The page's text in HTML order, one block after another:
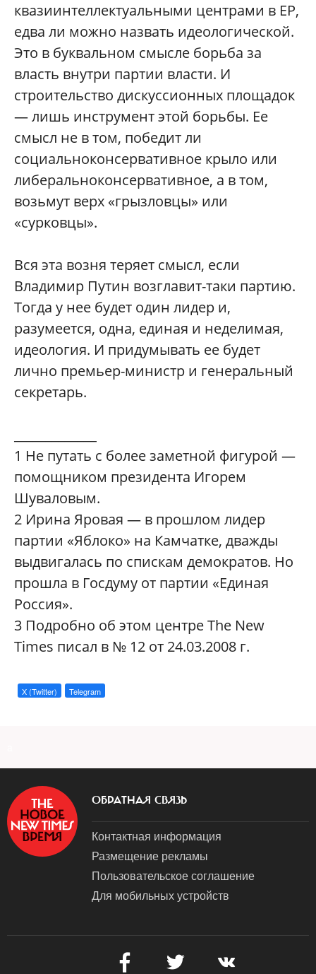
квазиинтеллектуальными центрами в ЕР,
едва ли можно назвать идеологической.
Это в буквальном смысле борьба за
власть внутри партии власти. И
строительство дискуссионных площадок
— лишь инструмент этой борьбы. Ее
смысл не в том, победит ли
социальноконсервативное крыло или
либеральноконсервативное, а в том,
возьмут верх «грызловцы» или
«сурковцы».
Вся эта возня теряет смысл, если
Владимир Путин возглавит-таки партию.
Тогда у нее будет один лидер и,
разумеется, одна, единая и неделимая,
идеология. И придумывать ее будет
лично премьер-министр и генеральный
секретарь.
1 Не путать с более заметной фигурой —
помощником президента Игорем
Шуваловым.
2 Ирина Яровая — в прошлом лидер
партии «Яблоко» на Камчатке, дважды
выдвигалась по спискам демократов. Но
прошла в Госдуму от партии «Единая
Россия».
3 Подробно об этом центре The New
Times писал в № 12 от 24.03.2008 г.
X (Twitter) Telegram
ОБРАТНАЯ СВЯЗЬ
Контактная информация
Размещение рекламы
Пользовательское соглашение
Для мобильных устройств